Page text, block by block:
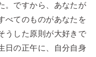
。ですから、あなたが
べてのものがあなたを
うした原則が大好きで
日の正午に、自分自身